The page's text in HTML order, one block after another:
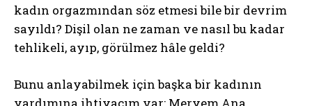
kadın orgazmından söz etmesi bile bir devrim
sayıldı? Dişil olan ne zaman ve nasıl bu kadar
tehlikeli, ayıp, görülmez hâle geldi?
Bunu anlayabilmek için başka bir kadının